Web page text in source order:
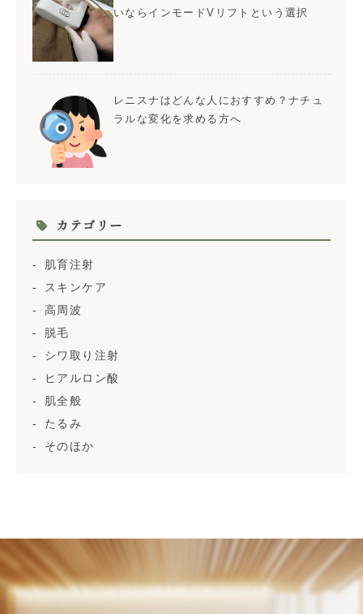
いならインモードVリフトという選択
レニスナはどんな人におすすめ？ナチュ
ラルな変化を求める方へ
カテゴリー
肌育注射
スキンケア
高周波
脱毛
シワ取り注射
ヒアルロン酸
肌全般
たるみ
そのほか